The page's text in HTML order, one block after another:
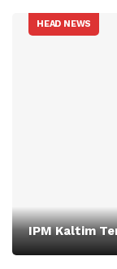
HEAD NEWS
IPM Kaltim